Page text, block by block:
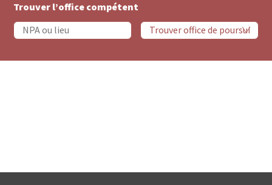
Trouver l’office compétent